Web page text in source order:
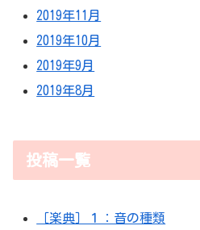
2019年11月
2019年10月
2019年9月
2019年8月
投稿一覧
［楽典］１：音の種類